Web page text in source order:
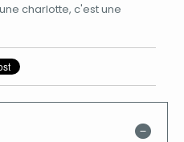
charlotte, c'est une